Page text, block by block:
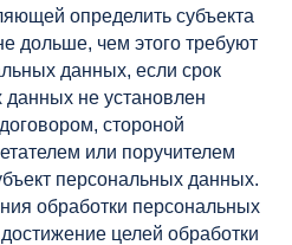
определить субъекта
дольше, чем этого требуют
данных, если срок
не установлен
стороной
или поручителем
персональных данных.
обработки персональных
целей обработки